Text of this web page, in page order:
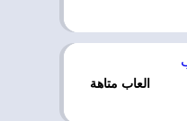
العاب متاهة